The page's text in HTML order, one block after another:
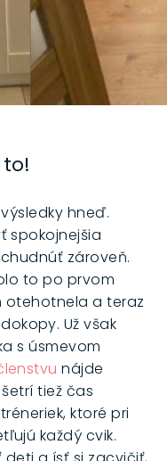
hneď.
spokojnejšia
zároveň.
to po prvom
otehotnela a teraz
Už však
s úsmevom
nájde
tiež čas
ktoré pri
každý cvik.